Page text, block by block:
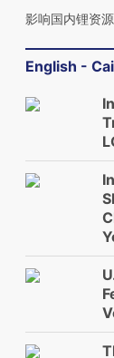
影响国内锂资
English -